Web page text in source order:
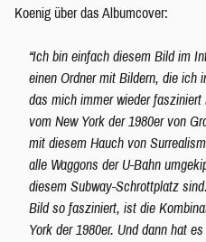
Koenig über das Albumcover:
“Ich bin einfach diesem Bild im
einen Ordner mit Bildern, die ich
das mich immer wieder
vom New York der 1980er von
mit diesem Hauch von
alle Waggons der U-Bahn
diesem Subway-Schrottplatz
Bild so fasziniert, ist die
York der 1980er. Und dann hat